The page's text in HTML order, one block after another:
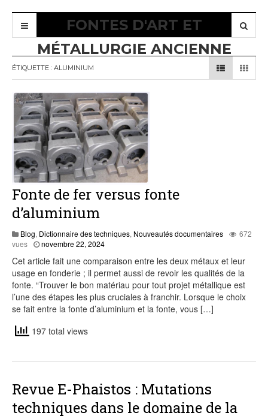
FONTES D'ART ET
MÉTALLURGIE ANCIENNE
ÉTIQUETTE : ALUMINIUM
Fonte de fer versus fonte
d’aluminium
Blog, Dictionnaire des techniques, Nouveautés documentaires
672
vues
novembre 22, 2024
Cet article fait une comparaison entre les deux métaux et leur
usage en fonderie ; il permet aussi de revoir les qualités de la
fonte. “Trouver le bon matériau pour tout projet métallique est
l’une des étapes les plus cruciales à franchir. Lorsque le choix
se fait entre la fonte d’aluminium et la fonte, vous […]
197 total views
Revue E-Phaistos : Mutations
techniques dans le domaine de la